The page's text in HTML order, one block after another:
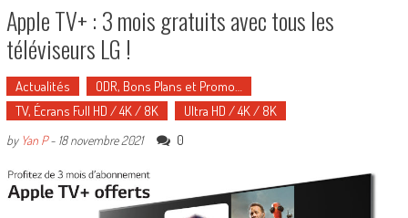
Apple TV+ : 3 mois gratuits avec tous les
téléviseurs LG !
Actualités
ODR, Bons Plans et Promo…
TV, Écrans Full HD / 4K / 8K
Ultra HD / 4K / 8K
by Yan P- 18 novembre 2021 0